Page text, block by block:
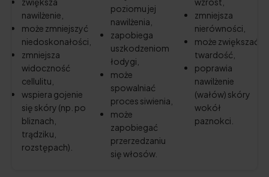
nawilżenie,
może zmniejszyć
niedoskonałości,
zmniejsza
widoczność
cellulitu,
wspiera gojenie
się skóry (np. po
bliznach,
trądziku,
rozstępach).
poziomu jej
nawilżenia,
zapobiega
uszkodzeniom
łodygi,
może
spowalniać
proces siwienia,
może
zapobiegać
przerzedzaniu
się włosów.
zmniejsza
nierówności,
może zwiększać
twardość,
poprawia
nawilżenie
(wałów) skóry
wokół
paznokci.